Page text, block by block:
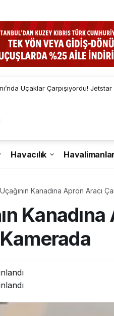
Polonya’daki Golf Turnuvasına
Havacılık
Kanadına Apron Aracı